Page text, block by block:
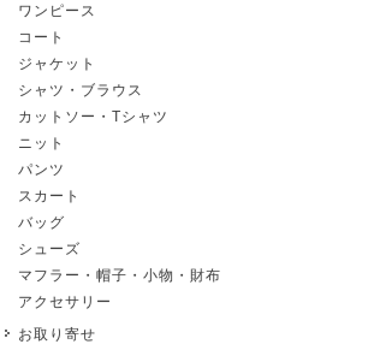
ワンピース
コート
ジャケット
シャツ・ブラウス
カットソー・Tシャツ
ニット
パンツ
スカート
バッグ
シューズ
マフラー・帽子・小物・財布
アクセサリー
お取り寄せ